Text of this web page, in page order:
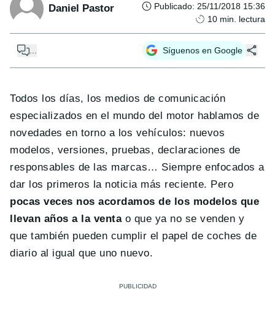
Daniel Pastor Publicado: 25/11/2018 15:36
10 min. lectura
Síguenos en Google
Todos los días, los medios de comunicación
especializados en el mundo del motor hablamos de
novedades en torno a los vehículos: nuevos
modelos, versiones, pruebas, declaraciones de
responsables de las marcas… Siempre enfocados a
dar los primeros la noticia más reciente. Pero
pocas veces nos acordamos de los modelos que
llevan años a la ventao que ya no se venden y
que también pueden cumplir el papel de coches de
diario al igual que uno nuevo.